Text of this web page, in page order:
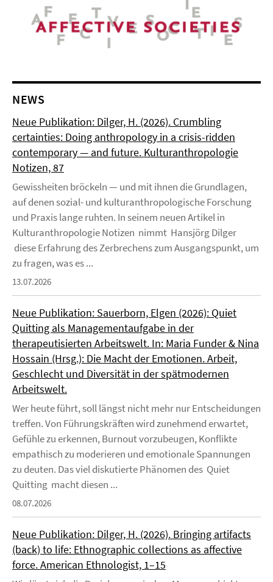
NEWS
Neue Publikation: Dilger, H. (2026). Crumbling
certainties: Doing anthropology in a crisis-ridden
contemporary — and future. Kulturanthropologie
Notizen, 87
Gewissheiten bröckeln — und mit ihnen die Grundlagen,
auf denen sozial- und kulturanthropologische Forschung
und Praxis lange ruhten. In seinem neuen Artikel in
Kulturanthropologie Notizen nimmt Hansjörg Dilger
diese Erfahrung des Zerbrechens zum Ausgangspunkt, um
zu fragen, was es ...
13.07.2026
Neue Publikation: Sauerborn, Elgen (2026): Quiet
Quitting als Managementaufgabe in der
therapeutisierten Arbeitswelt. In: Maria Funder & Nina
Hossain (Hrsg.): Die Macht der Emotionen. Arbeit,
Geschlecht und Diversität in der spätmodernen
Arbeitswelt.
Wer heute führt, soll längst nicht mehr nur Entscheidungen
treffen. Von Führungskräften wird zunehmend erwartet,
Gefühle zu erkennen, Burnout vorzubeugen, Konflikte
empathisch zu moderieren und emotionale Spannungen
zu deuten. Das viel diskutierte Phänomen des Quiet
Quitting macht diesen ...
08.07.2026
Neue Publikation: Dilger, H. (2026). Bringing artifacts
(back) to life: Ethnographic collections as affective
force. American Ethnologist, 1–15